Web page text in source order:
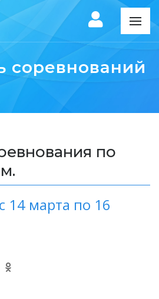
соревнований
по
с 14 марта по 16